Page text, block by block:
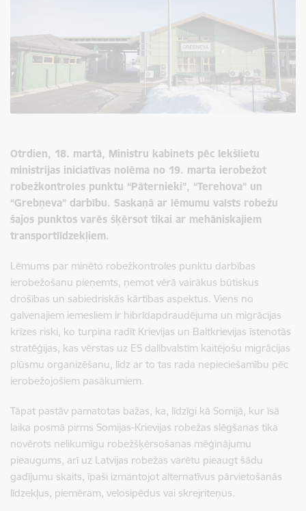
Otrdien, 18. martā, Ministru kabinets pēc Iekšlietu
ministrijas iniciatīvas nolēma no 19. marta ierobežot
robežkontroles punktu “Pāternieki”, “Terehova” un
“Grebņeva” darbību. Saskaņā ar lēmumu valsts robežu
šajos punktos varēs šķērsot tikai ar mehāniskajiem
transportlīdzekļiem.
Lēmums par minēto robežkontroles punktu darbības
ierobežošanu pieņemts, ņemot vērā vairākus būtiskus
drošības un sabiedriskās kārtības aspektus. Viens no
galvenajiem iemesliem ir hibrīdapdraudējuma un migrācijas
krīzes riski, ko turpina radīt Krievijas un Baltkrievijas īstenotās
stratēģijas, kas vērstas uz ES dalībvalstīm kaitējošu migrācijas
plūsmu organizēšanu, līdz ar to tas rada nepieciešamību pēc
ierobežojošiem pasākumiem.
Tāpat pastāv pamatotas bažas, ka, līdzīgi kā Somijā, kur īsā
laika posmā pirms Somijas-Krievijas robežas slēgšanas tika
novērots nelikumīgu robežšķērsošanas mēģinājumu
pieaugums, arī uz Latvijas robežas varētu pieaugt šādu
gadījumu skaits, īpaši izmantojot alternatīvus pārvietošanās
līdzekļus, piemēram, velosipēdus vai skrejriteņus.